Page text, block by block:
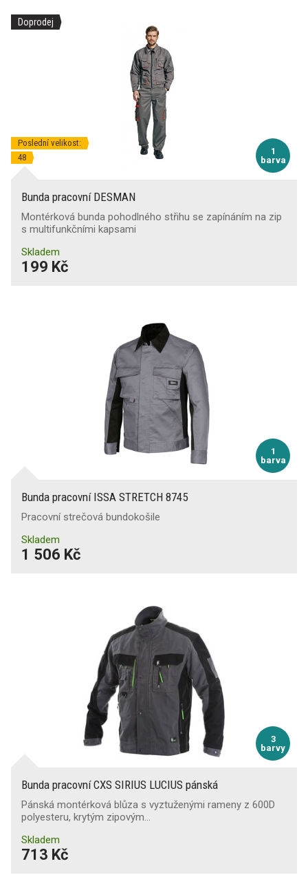
Doprodej
1
barva
Poslední velikost:
48
Bunda pracovní DESMAN
Montérková bunda pohodlného střihu se zapínáním na zip
s multifunkčními kapsami
Skladem
199 Kč
1
barva
Bunda pracovní ISSA STRETCH 8745
Pracovní strečová bundokošile
Skladem
1 506 Kč
3
barvy
Bunda pracovní CXS SIRIUS LUCIUS pánská
Pánská montérková blůza s vyztuženými rameny z 600D
polyesteru, krytým zipovým…
Skladem
713 Kč